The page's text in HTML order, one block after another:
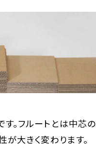
す。フルートとは中芯の
大きく変わります。